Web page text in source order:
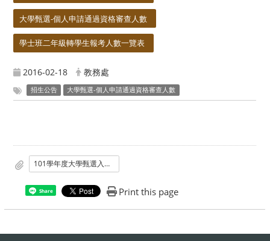
大學甄選-個人申請通過資格審查人數
學士班二年級轉學生報考人數一覽表
2016-02-18 教務處
招生公告 大學甄選-個人申請通過資格審查人數
101學年度大學甄選入學個人申請招生.pdf
Share Print this page